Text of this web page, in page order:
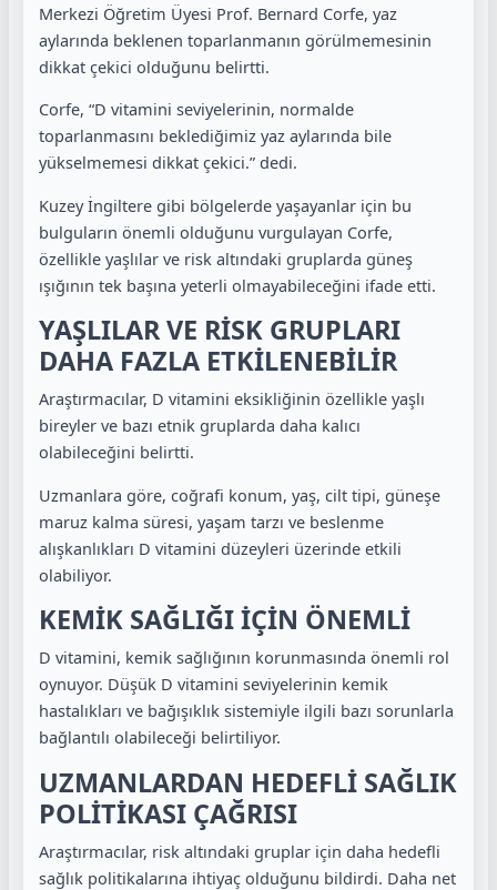
Merkezi Öğretim Üyesi Prof. Bernard Corfe, yaz
aylarında beklenen toparlanmanın görülmemesinin
dikkat çekici olduğunu belirtti.
Corfe, “D vitamini seviyelerinin, normalde
toparlanmasını beklediğimiz yaz aylarında bile
yükselmemesi dikkat çekici.” dedi.
Kuzey İngiltere gibi bölgelerde yaşayanlar için bu
bulguların önemli olduğunu vurgulayan Corfe,
özellikle yaşlılar ve risk altındaki gruplarda güneş
ışığının tek başına yeterli olmayabileceğini ifade etti.
YAŞLILAR VE RİSK GRUPLARI
DAHA FAZLA ETKİLENEBİLİR
Araştırmacılar, D vitamini eksikliğinin özellikle yaşlı
bireyler ve bazı etnik gruplarda daha kalıcı
olabileceğini belirtti.
Uzmanlara göre, coğrafi konum, yaş, cilt tipi, güneşe
maruz kalma süresi, yaşam tarzı ve beslenme
alışkanlıkları D vitamini düzeyleri üzerinde etkili
olabiliyor.
KEMİK SAĞLIĞI İÇİN ÖNEMLİ
D vitamini, kemik sağlığının korunmasında önemli rol
oynuyor. Düşük D vitamini seviyelerinin kemik
hastalıkları ve bağışıklık sistemiyle ilgili bazı sorunlarla
bağlantılı olabileceği belirtiliyor.
UZMANLARDAN HEDEFLİ SAĞLIK
POLİTİKASI ÇAĞRISI
Araştırmacılar, risk altındaki gruplar için daha hedefli
sağlık politikalarına ihtiyaç olduğunu bildirdi. Daha net